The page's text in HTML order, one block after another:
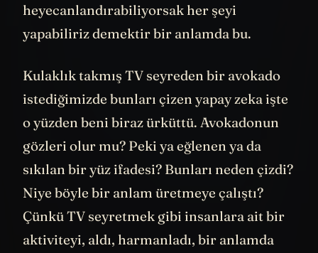
heyecanlandırabiliyorsak her şeyi
yapabiliriz demektir bir anlamda bu.
Kulaklık takmış TV seyreden bir avokado
istediğimizde bunları çizen yapay zeka işte
o yüzden beni biraz ürküttü. Avokadonun
gözleri olur mu? Peki ya eğlenen ya da
sıkılan bir yüz ifadesi? Bunları neden çizdi?
Niye böyle bir anlam üretmeye çalıştı?
Çünkü TV seyretmek gibi insanlara ait bir
aktiviteyi, aldı, harmanladı, bir anlamda